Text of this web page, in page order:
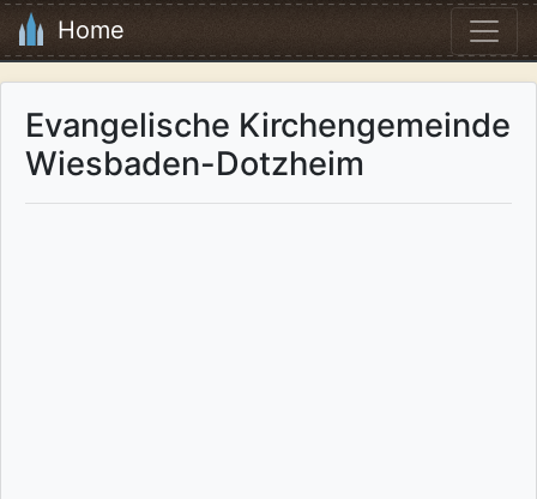
Home
Evangelische Kirchengemeinde
Wiesbaden-Dotzheim